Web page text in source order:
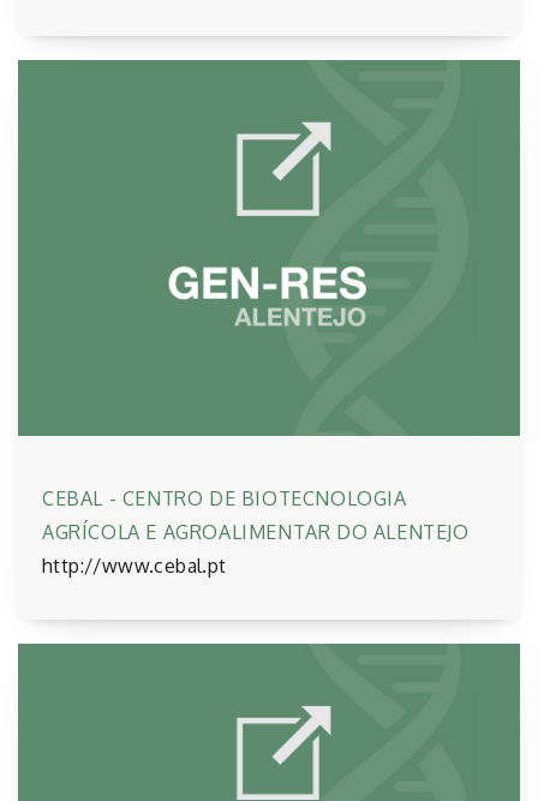
CEBAL - CENTRO DE BIOTECNOLOGIA
AGRÍCOLA E AGROALIMENTAR DO ALENTEJO
http://www.cebal.pt